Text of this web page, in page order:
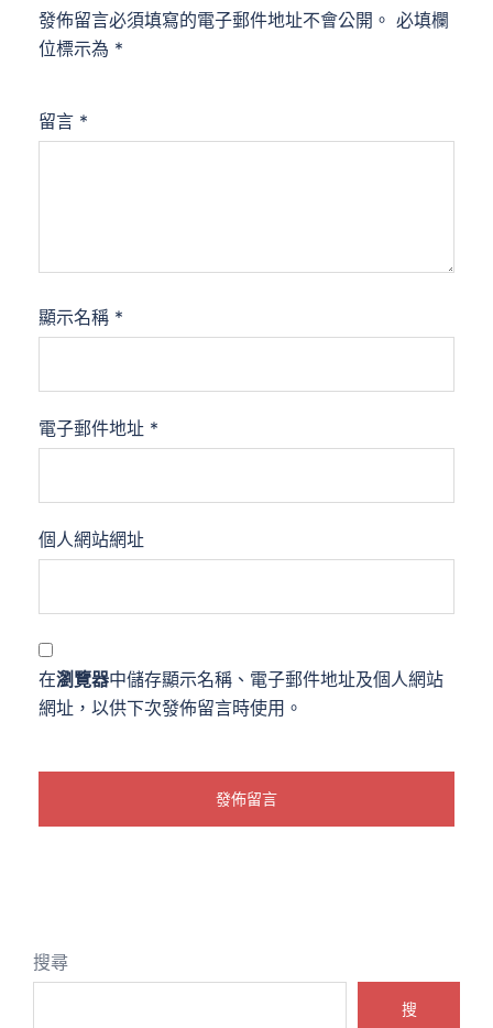
發佈留言必須填寫的電子郵件地址不會公開。 必填欄
位標示為 *
留言 *
顯示名稱 *
電子郵件地址 *
個人網站網址
在瀏覽器中儲存顯示名稱、電子郵件地址及個人網站
網址，以供下次發佈留言時使用。
搜尋
搜